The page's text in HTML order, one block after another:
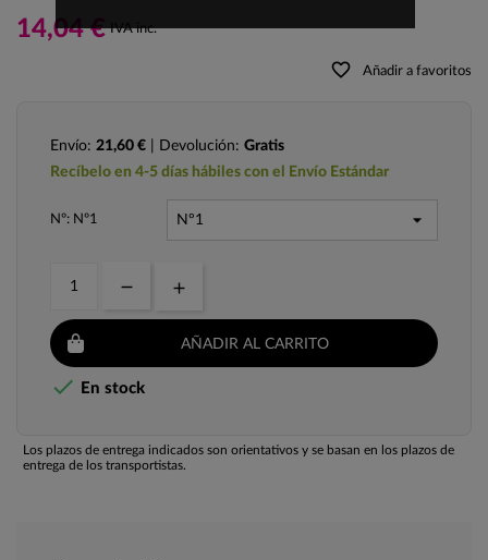
14,04 € IVA inc.
favorite_border Añadir a favoritos
Envío: 21,60 € | Devolución: Gratis
Recíbelo en 4-5 días hábiles con el Envío Estándar
Nº: Nº1
AÑADIR AL CARRITO
 En stock
Los plazos de entrega indicados son orientativos y se basan en los plazos de
entrega de los transportistas.